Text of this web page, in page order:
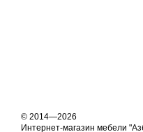
© 2014—2026
Интернет-магазин мебели